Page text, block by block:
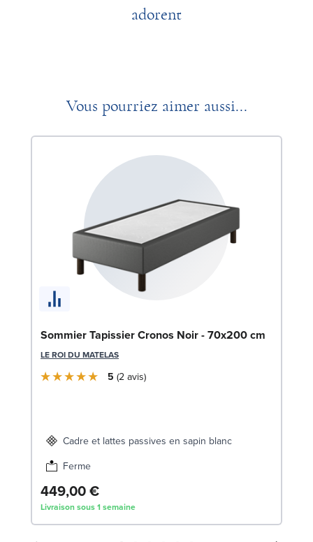
adorent
Vous pourriez aimer aussi...
Sommier Tapissier Cronos Noir - 70x200 cm
LE ROI DU MATELAS
5 2 avis
Cadre et lattes passives en sapin blanc
Ferme
449,00 €
Livraison sous 1 semaine